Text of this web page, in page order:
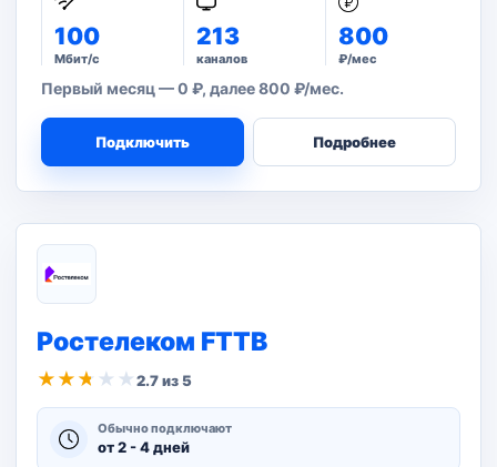
100
Мбит/с
213
каналов
800
₽/мес
Первый месяц — 0 ₽, далее 800 ₽/мес.
Подключить Подробнее
Ростелеком FTTB
★ ★ ★ ★ ★2.7 из 5
Обычно подключают
от 2 - 4 дней